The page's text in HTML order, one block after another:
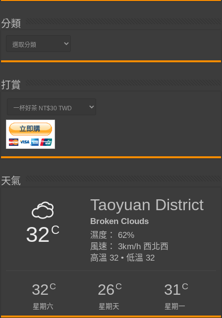
分類
分
打賞
天氣
32C
Taoyuan District
Broken Clouds
濕度： 62%
風速： 3km/h 西北西
高溫 32 • 低溫 32
32C
星期六
26C
星期天
31C
星期一